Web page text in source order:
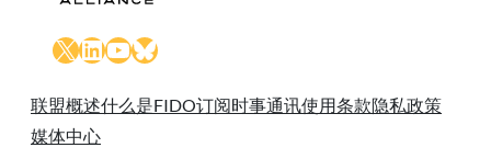
X LinkedIn
YouTube
Bluesky
联盟概述什么是FIDO订阅时事通讯使用条款隐私政策
媒体中心